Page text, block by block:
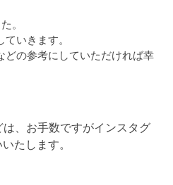
。
いきます。
どの参考にしていただければ幸
、お手数ですがインスタグ
たします。